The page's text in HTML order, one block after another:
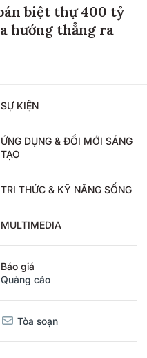
biệt thự 400 tỷ
hướng thẳng ra
SỰ KIỆN
ỨNG DỤNG & ĐỔI MỚI SÁNG
TẠO
TRI THỨC & KỸ NĂNG SỐNG
MULTIMEDIA
Báo giá
Quảng cáo
Tòa soạn